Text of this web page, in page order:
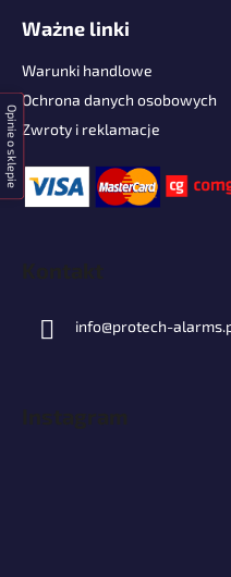
Opinie o sklepie
Ważne linki
Warunki handlowe
Ochrona danych osobowych
Zwroty i reklamacje
Kontakt
info@protech-
Instagram